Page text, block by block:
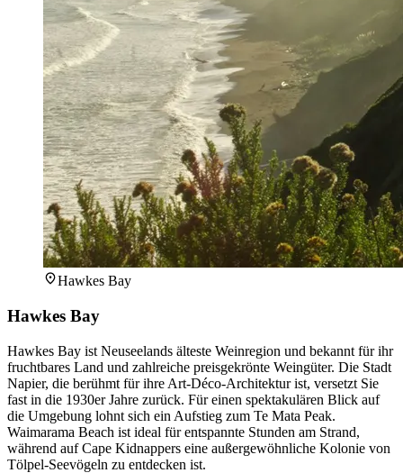
Hawkes Bay
Hawkes Bay
Hawkes Bay ist Neuseelands älteste Weinregion und bekannt für ihr
fruchtbares Land und zahlreiche preisgekrönte Weingüter. Die Stadt
Napier, die berühmt für ihre Art-Déco-Architektur ist, versetzt Sie
fast in die 1930er Jahre zurück. Für einen spektakulären Blick auf
die Umgebung lohnt sich ein Aufstieg zum Te Mata Peak.
Waimarama Beach ist ideal für entspannte Stunden am Strand,
während auf Cape Kidnappers eine außergewöhnliche Kolonie von
Tölpel-Seevögeln zu entdecken ist.